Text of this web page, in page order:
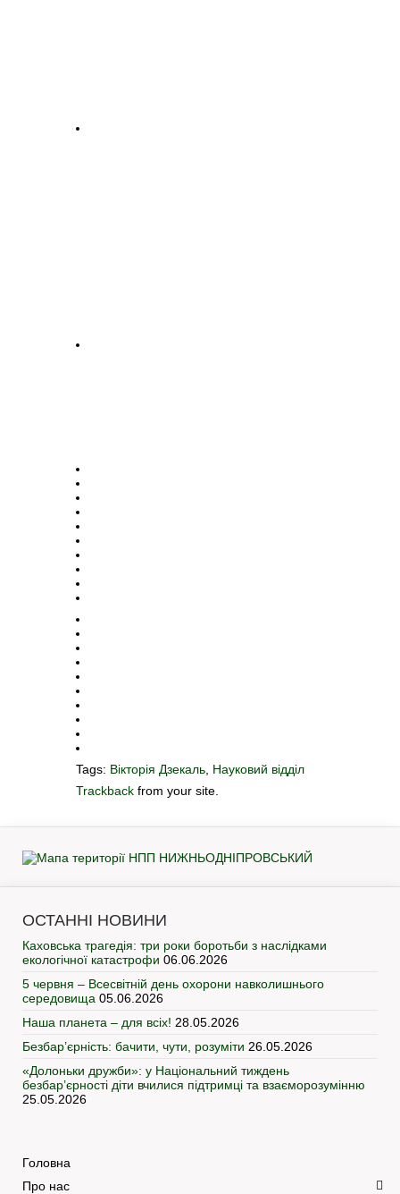
Tags: Вікторія Дзекаль Науковий відділ
Trackback from your site.
ОСТАННІ НОВИНИ
Каховська трагедія: три роки боротьби з наслідками
екологічної катастрофи 06.06.2026
5 червня – Всесвітній день охорони навколишнього
середовища 05.06.2026
Наша планета – для всіх! 28.05.2026
Безбар’єрність: бачити, чути, розуміти 26.05.2026
«Долоньки дружби»: у Національний тиждень
безбар’єрності діти вчилися підтримці та взаєморозумінню
25.05.2026
Головна
Про нас